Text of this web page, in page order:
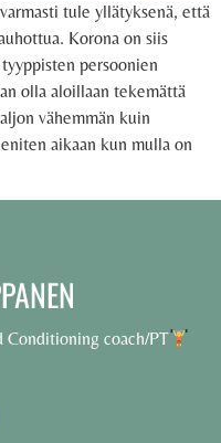
tule yllätyksenä, että
Korona on siis
persoonien
olla aloillaan tekemättä
vähemmän kuin
aikaan kun mulla on
Conditioning coach/PT